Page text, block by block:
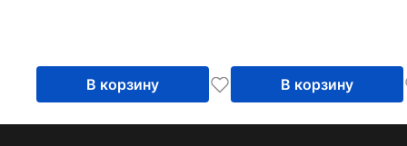
В корзину В корзину